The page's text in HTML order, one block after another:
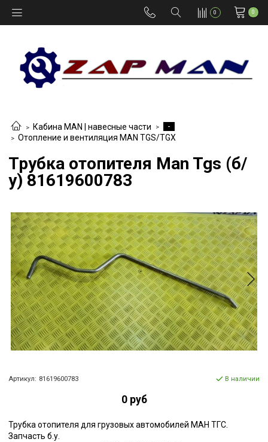
0 0
Кабина MAN | навесные части
-
Отопление и вентиляция MAN TGS/TGX
Трубка отопителя Man Tgs (б/
у) 81619600783
Артикул: 81619600783 В наличии
0 руб
Трубка отопителя для грузовых автомобилей МАН ТГС.
Запчасть б.у.